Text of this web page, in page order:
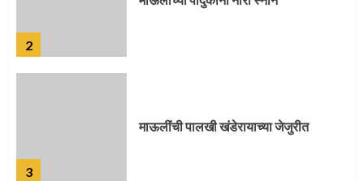
2
3
माऊलींची पालखी खंडेरायाच्या जेजुरीत